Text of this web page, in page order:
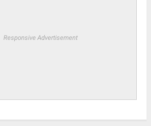
Responsive Advertisement